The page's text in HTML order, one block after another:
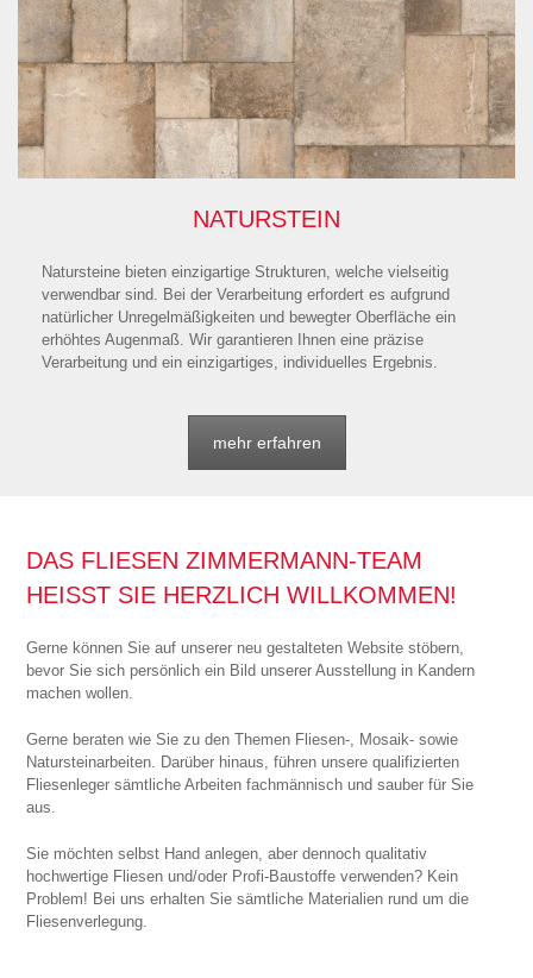
NATURSTEIN
Natursteine bieten einzigartige Strukturen, welche vielseitig
verwendbar sind. Bei der Verarbeitung erfordert es aufgrund
natürlicher Unregelmäßigkeiten und bewegter Oberfläche ein
erhöhtes Augenmaß. Wir garantieren Ihnen eine präzise
Verarbeitung und ein einzigartiges, individuelles Ergebnis.
mehr erfahren
DAS FLIESEN ZIMMERMANN-TEAM
HEISST SIE HERZLICH WILLKOMMEN!
Gerne können Sie auf unserer neu gestalteten Website stöbern,
bevor Sie sich persönlich ein Bild unserer Ausstellung in Kandern
machen wollen.
Gerne beraten wie Sie zu den Themen Fliesen-, Mosaik- sowie
Natursteinarbeiten. Darüber hinaus, führen unsere qualifizierten
Fliesenleger sämtliche Arbeiten fachmännisch und sauber für Sie
aus.
Sie möchten selbst Hand anlegen, aber dennoch qualitativ
hochwertige Fliesen und/oder Profi-Baustoffe verwenden? Kein
Problem! Bei uns erhalten Sie sämtliche Materialien rund um die
Fliesenverlegung.